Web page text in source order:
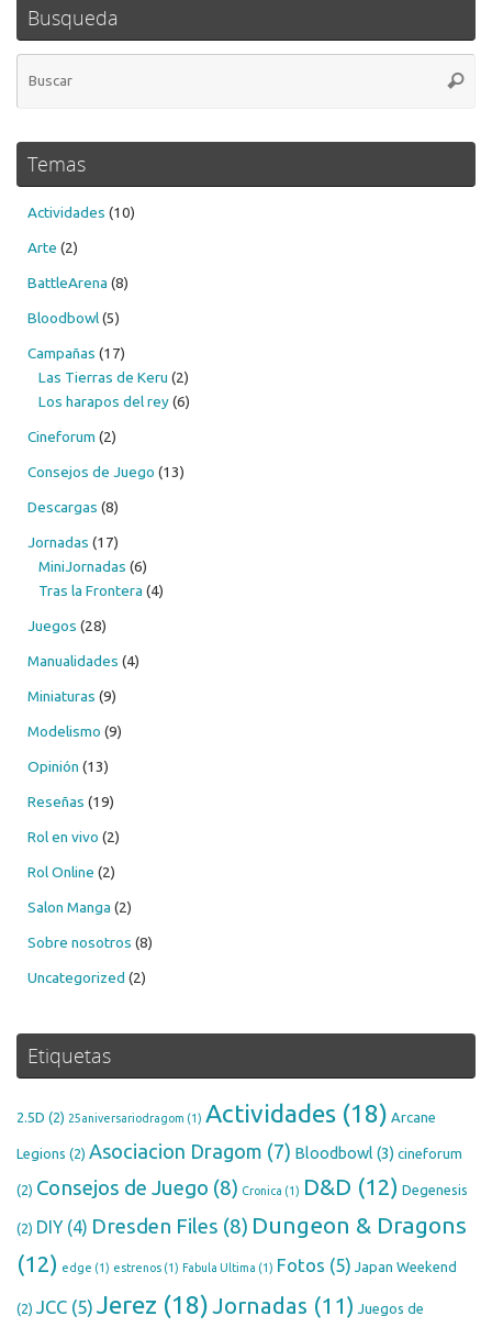
Busqueda
Temas
Actividades (10)
Arte (2)
BattleArena (8)
Bloodbowl(5)
Campañas (17)
Las Tierras de Keru (2)
Los harapos del rey(6)
Cineforum (2)
Consejos de Juego (13)
Descargas (8)
Jornadas (17)
MiniJornadas (6)
Tras la Frontera (4)
Juegos (28)
Manualidades (4)
Miniaturas (9)
Modelismo (9)
Opinión (13)
Reseñas (19)
Rol en vivo (2)
Rol Online (2)
Salon Manga (2)
Sobre nosotros (8)
Uncategorized (2)
Etiquetas
2.5D (2) 25aniversariodragom (1) Actividades (18) Arcane
Legions (2) Asociacion Dragom (7) Bloodbowl (3) cineforum
(2) Consejos de Juego (8) Cronica (1) D&D (12) Degenesis
(2) DIY(4) Dresden Files (8) Dungeon & Dragons
(12) edge (1) estrenos (1) Fabula Ultima (1) Fotos (5) Japan Weekend
(2) JCC (5) Jerez (18)Jornadas (11) Juegos de